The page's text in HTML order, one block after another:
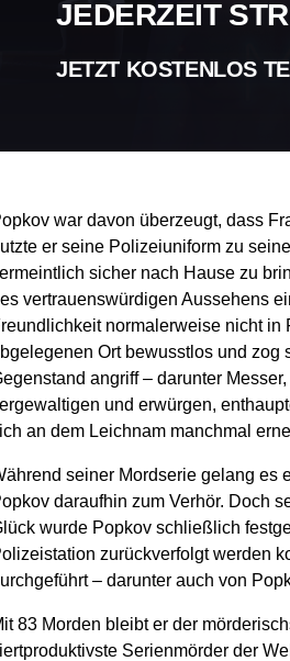
JEDERZEIT
JETZT KOSTENLOS
war davon überzeugt, dass
er seine Polizeiuniform zu
sicher nach Hause zu
vertrauenswürdigen Aussehens
normalerweise nicht
Ort bewusstlos und zog
angriff – darunter
und erwürgen,
an dem Leichnam manchmal
seiner Mordserie gelang es
daraufhin zum Verhör. Doch
wurde Popkov schließlich
zurückverfolgt werden
– darunter auch von
83 Morden bleibt er der
Serienmörder der